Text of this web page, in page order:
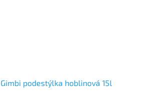
Gimbi podestýlka hoblinová 15l